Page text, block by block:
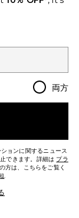
両方
ョンに関するニュース
できます。詳細は プラ
方は、こちらをご覧く
.